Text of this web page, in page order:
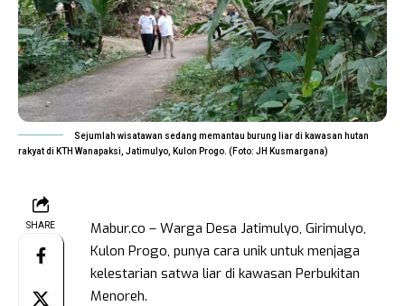
Sejumlah wisatawan sedang memantau burung liar di kawasan hutan
rakyat di KTH Wanapaksi, Jatimulyo, Kulon Progo. (Foto: JH Kusmargana)
SHARE
Mabur.co – Warga Desa Jatimulyo, Girimulyo,
Kulon Progo, punya cara unik untuk menjaga
kelestarian satwa liar di kawasan Perbukitan
Menoreh.